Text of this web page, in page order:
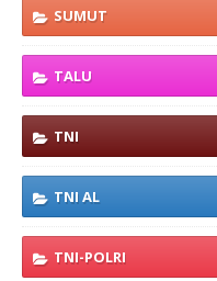
SUMUT
TALU
TNI
TNI AL
TNI-POLRI